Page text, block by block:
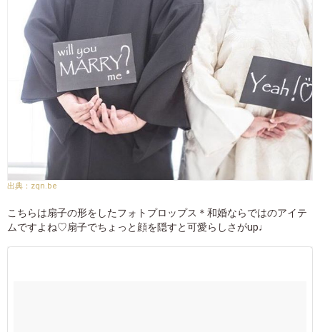
zqn.be
こちらは扇子の形をしたフォトプロップス＊和婚ならではのアイテ
ムですよね♡扇子でちょっと顔を隠すと可愛らしさがup♩